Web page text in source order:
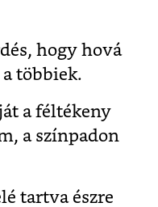
hogy hová
többiek.
a féltékeny
a színpadon
tartva észre